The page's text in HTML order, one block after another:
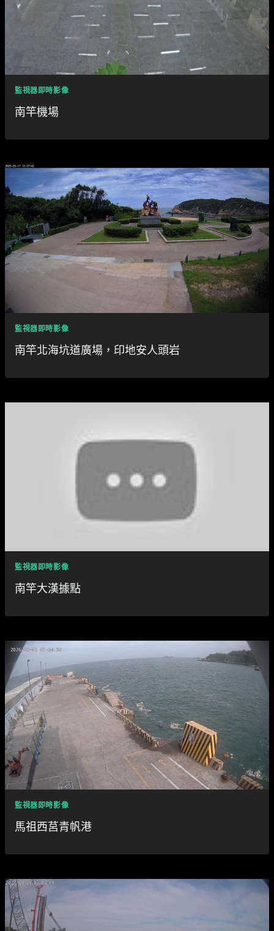
監視器即時影像
南竿機場
監視器即時影像
南竿北海坑道廣場，印地安人頭岩
監視器即時影像
南竿大漢據點
監視器即時影像
馬祖西莒青帆港